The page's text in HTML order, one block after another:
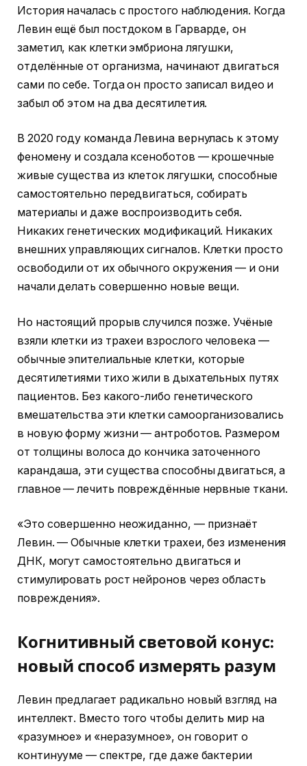
История началась с простого наблюдения. Когда
Левин ещё был постдоком в Гарварде, он
заметил, как клетки эмбриона лягушки,
отделённые от организма, начинают двигаться
сами по себе. Тогда он просто записал видео и
забыл об этом на два десятилетия.
В 2020 году команда Левина вернулась к этому
феномену и создала ксеноботов — крошечные
живые существа из клеток лягушки, способные
самостоятельно передвигаться, собирать
материалы и даже воспроизводить себя.
Никаких генетических модификаций. Никаких
внешних управляющих сигналов. Клетки просто
освободили от их обычного окружения — и они
начали делать совершенно новые вещи.
Но настоящий прорыв случился позже. Учёные
взяли клетки из трахеи взрослого человека —
обычные эпителиальные клетки, которые
десятилетиями тихо жили в дыхательных путях
пациентов. Без какого-либо генетического
вмешательства эти клетки самоорганизовались
в новую форму жизни — антроботов. Размером
от толщины волоса до кончика заточенного
карандаша, эти существа способны двигаться, а
главное — лечить повреждённые нервные ткани.
«Это совершенно неожиданно, — признаёт
Левин. — Обычные клетки трахеи, без изменения
ДНК, могут самостоятельно двигаться и
стимулировать рост нейронов через область
повреждения».
Когнитивный световой конус:
новый способ измерять разум
Левин предлагает радикально новый взгляд на
интеллект. Вместо того чтобы делить мир на
«разумное» и «неразумное», он говорит о
континууме — спектре, где даже бактерии